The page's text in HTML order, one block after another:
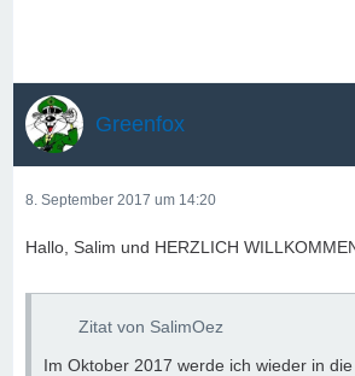
Greenfox
8. September 2017 um 14:20
Hallo, Salim und HERZLICH
Zitat von SalimOez
Im Oktober 2017 werde ich wieder in die